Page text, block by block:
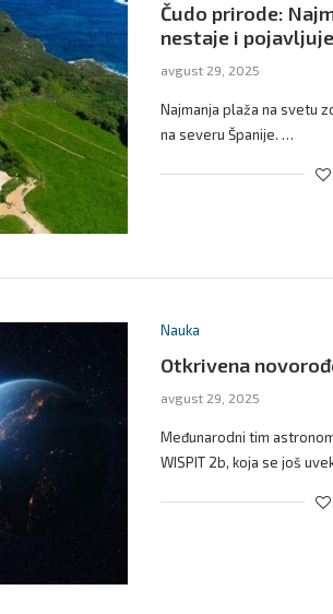
Čudo prirode:
nestaje i
avgust 29, 2025
Najmanja plaža na svetu
na severu Španije. …
Nauka
Otkrivena
avgust 29, 2025
Međunarodni tim
WISPIT 2b, koja se još